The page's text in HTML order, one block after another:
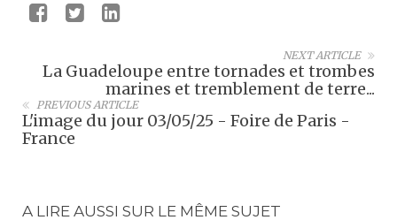
NEXT ARTICLE
La Guadeloupe entre tornades et trombes
marines et tremblement de terre...
PREVIOUS ARTICLE
L'image du jour 03/05/25 - Foire de Paris -
France
A LIRE AUSSI SUR LE MÊME SUJET